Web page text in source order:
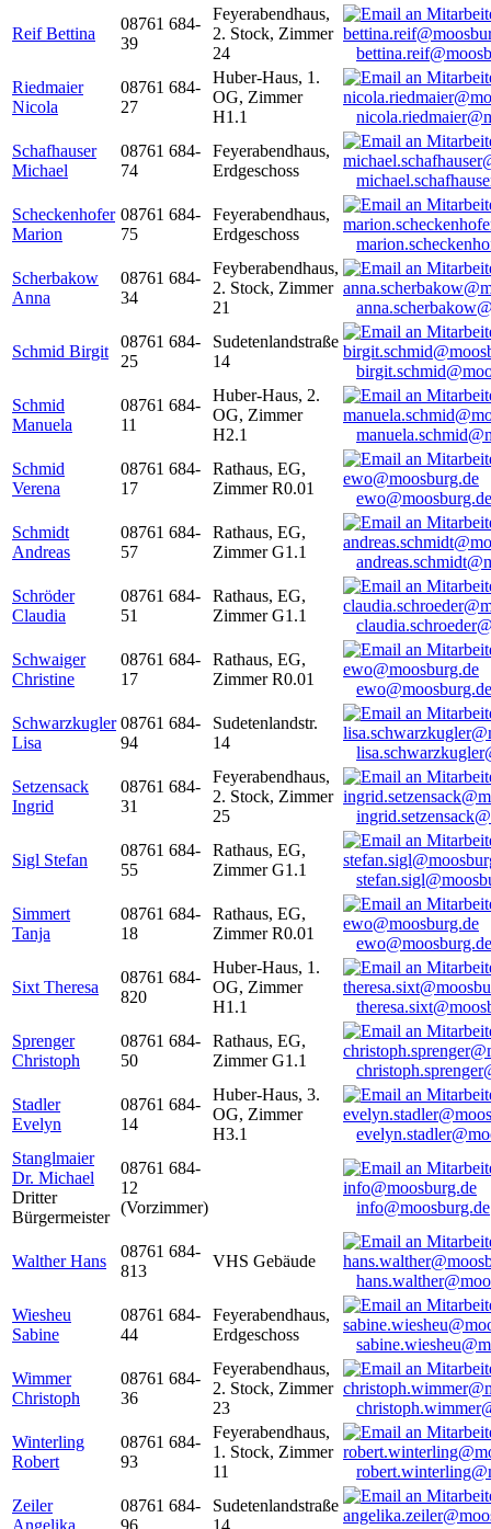
Reif Bettina
08761 684-
39
Feyerabendhaus,
2. Stock, Zimmer
24
Riedmaier
Nicola
08761 684-
27
Huber-Haus, 1.
OG, Zimmer
H1.1
Schafhauser
Michael
08761 684-
74
Feyerabendhaus,
Erdgeschoss
Scheckenhofer
Marion
08761 684-
75
Feyerabendhaus,
Erdgeschoss
Scherbakow
Anna
08761 684-
34
Feyberabendhaus,
2. Stock, Zimmer
21
Schmid Birgit
08761 684-
25
Sudetenlandstraße
14
Schmid
Manuela
08761 684-
11
Huber-Haus, 2.
OG, Zimmer
H2.1
Schmid
Verena
08761 684-
17
Rathaus, EG,
Zimmer R0.01
ewo@moosburg.de
Schmidt
Andreas
08761 684-
57
Rathaus, EG,
Zimmer G1.1
Schröder
Claudia
08761 684-
51
Rathaus, EG,
Zimmer G1.1
Schwaiger
Christine
08761 684-
17
Rathaus, EG,
Zimmer R0.01
ewo@moosburg.de
Schwarzkugler
Lisa
08761 684-
94
Sudetenlandstr.
14
Setzensack
Ingrid
08761 684-
31
Feyerabendhaus,
2. Stock, Zimmer
25
Sigl Stefan
08761 684-
55
Rathaus, EG,
Zimmer G1.1
Simmert
Tanja
08761 684-
18
Rathaus, EG,
Zimmer R0.01
ewo@moosburg.de
Sixt Theresa
08761 684-
820
Huber-Haus, 1.
OG, Zimmer
H1.1
Sprenger
Christoph
08761 684-
50
Rathaus, EG,
Zimmer G1.1
Stadler
Evelyn
08761 684-
14
Huber-Haus, 3.
OG, Zimmer
H3.1
Stanglmaier
Dr. Michael
Dritter
Bürgermeister
08761 684-
12
(Vorzimmer)
info@moosburg.de
Walther Hans
08761 684-
813
VHS Gebäude
Wiesheu
Sabine
08761 684-
44
Feyerabendhaus,
Erdgeschoss
Wimmer
Christoph
08761 684-
36
Feyerabendhaus,
2. Stock, Zimmer
23
Winterling
Robert
08761 684-
93
Feyerabendhaus,
1. Stock, Zimmer
11
Zeiler
Angelika
08761 684-
96
Sudetenlandstraße
14